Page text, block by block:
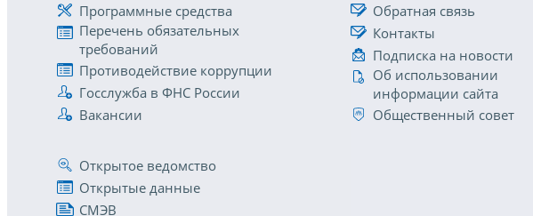
Программные средства
Перечень обязательных
требований
Противодействие коррупции
Госслужба в ФНС России
Вакансии
Обратная связь
Контакты
Подписка на новости
Об использовании
информации сайта
Общественный совет
Открытое ведомство
Открытые данные
СМЭВ